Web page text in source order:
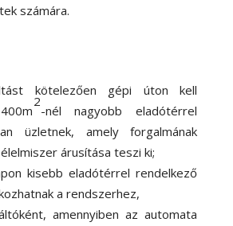
számára.
kötelezően gépi úton kell
2
-nél nagyobb eladótérrel
üzletnek, amely forgalmának
árusítása teszi ki;
kisebb eladótérrel rendelkező
a rendszerhez,
amennyiben az automata